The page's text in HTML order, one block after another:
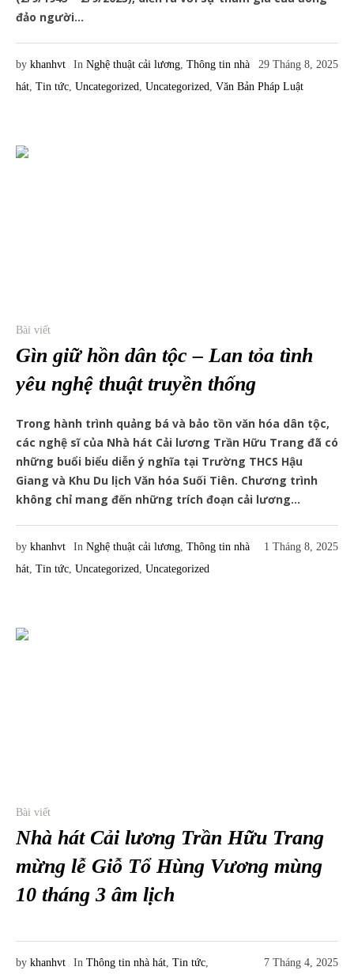
đảo người...
29 Tháng 8, 2025
by khanhvt In Nghệ thuật cải lương, Thông tin nhà
hát, Tin tức, Uncategorized, Uncategorized, Văn Bản Pháp Luật
Bài viết
Gìn giữ hồn dân tộc – Lan tỏa tình
yêu nghệ thuật truyền thống
Trong hành trình quảng bá và bảo tồn văn hóa dân tộc,
các nghệ sĩ của Nhà hát Cải lương Trần Hữu Trang đã có
những buổi biểu diễn ý nghĩa tại Trường THCS Hậu
Giang và Khu Du lịch Văn hóa Suối Tiên. Chương trình
không chỉ mang đến những trích đoạn cải lương...
1 Tháng 8, 2025
by khanhvt In Nghệ thuật cải lương, Thông tin nhà
hát, Tin tức, Uncategorized, Uncategorized
Bài viết
Nhà hát Cải lương Trần Hữu Trang
mừng lễ Giỗ Tổ Hùng Vương mùng
10 tháng 3 âm lịch
7 Tháng 4, 2025
by khanhvt In Thông tin nhà hát, Tin tức,